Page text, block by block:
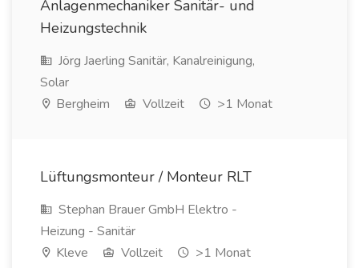
Anlagenmechaniker Sanitär- und
Heizungstechnik
Jörg Jaerling Sanitär, Kanalreinigung,
Solar
Bergheim
Vollzeit >1 Monat
Lüftungsmonteur / Monteur RLT
Stephan Brauer GmbH Elektro -
Heizung - Sanitär
Kleve
Vollzeit >1 Monat